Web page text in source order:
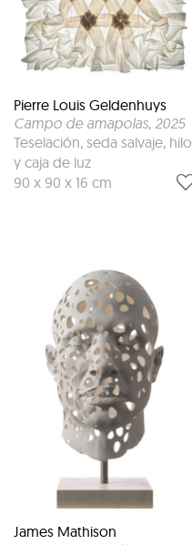
Pierre Louis Geldenhuys
Campo de amapolas, 2025
Teselación, seda salvaje, hilo
y caja de luz
90 x 90 x 16 cm
James Mathison